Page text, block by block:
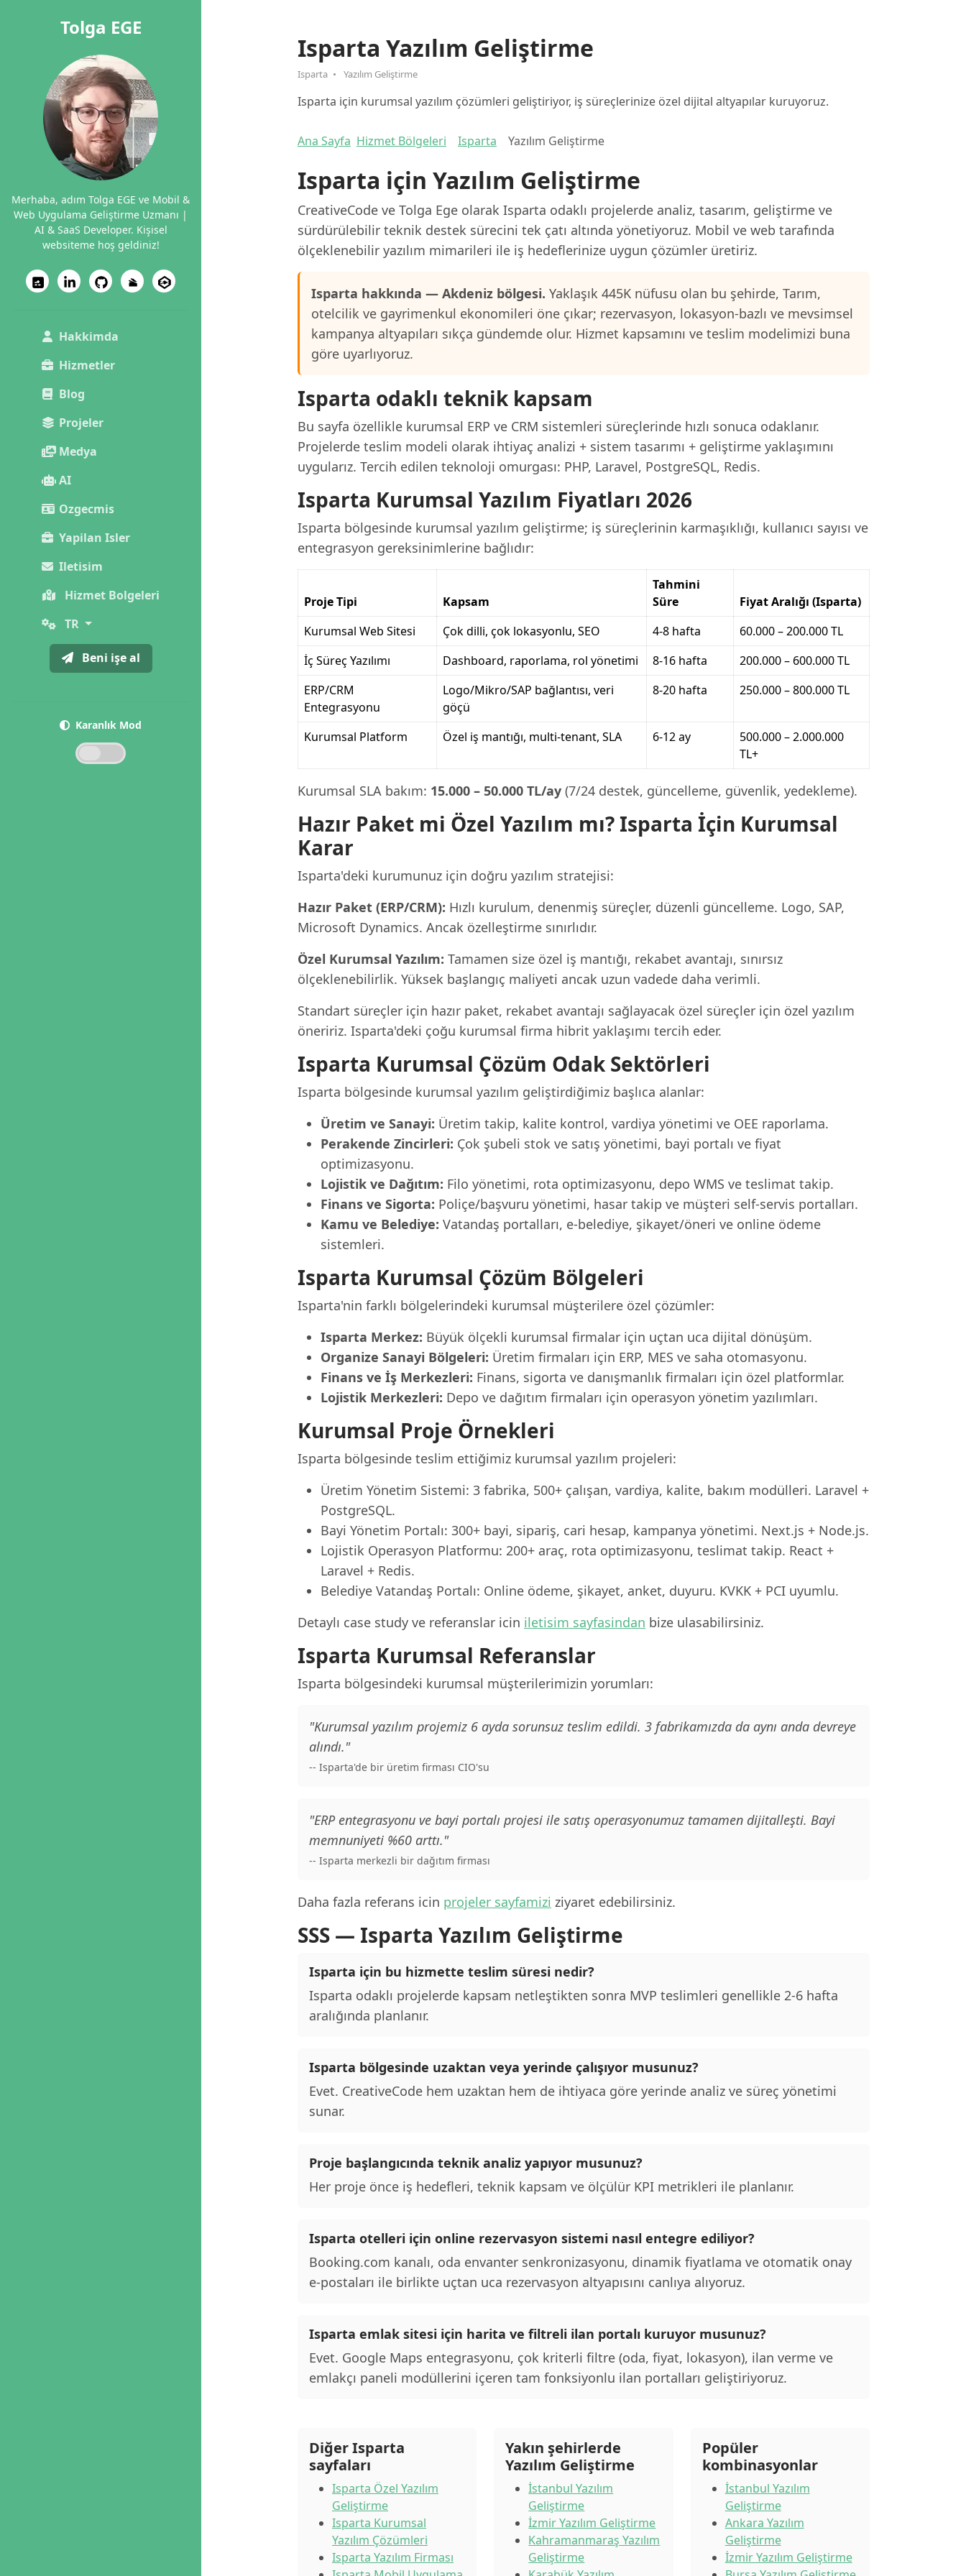
Tolga EGE
Merhaba, adım Tolga EGE ve Mobil &
Web Uygulama Geliştirme Uzmanı |
AI & SaaS Developer. Kişisel
websiteme hoş geldiniz!
Hakkimda
Hizmetler
Blog
Projeler
Medya
AI
Ozgecmis
Yapilan Isler
Iletisim
Hizmet Bolgeleri
TR
Beni işe al
Karanlık Mod
Isparta Yazılım Geliştirme
Isparta Yazılım Geliştirme
Isparta için kurumsal yazılım çözümleri geliştiriyor, iş süreçlerinize özel dijital altyapılar kuruyoruz.
Ana Sayfa Hizmet Bölgeleri Isparta Yazılım Geliştirme
Isparta için Yazılım Geliştirme
CreativeCode ve Tolga Ege olarak Isparta odaklı projelerde analiz, tasarım, geliştirme ve
sürdürülebilir teknik destek sürecini tek çatı altında yönetiyoruz. Mobil ve web tarafında
ölçeklenebilir yazılım mimarileri ile iş hedeflerinize uygun çözümler üretiriz.
Isparta hakkında — Akdeniz bölgesi. Yaklaşık 445K nüfusu olan bu şehirde, Tarım,
otelcilik ve gayrimenkul ekonomileri öne çıkar; rezervasyon, lokasyon-bazlı ve mevsimsel
kampanya altyapıları sıkça gündemde olur. Hizmet kapsamını ve teslim modelimizi buna
göre uyarlıyoruz.
Isparta odaklı teknik kapsam
Bu sayfa özellikle kurumsal ERP ve CRM sistemleri süreçlerinde hızlı sonuca odaklanır.
Projelerde teslim modeli olarak ihtiyaç analizi + sistem tasarımı + geliştirme yaklaşımını
uygularız. Tercih edilen teknoloji omurgası: PHP, Laravel, PostgreSQL, Redis.
Isparta Kurumsal Yazılım Fiyatları 2026
Isparta bölgesinde kurumsal yazılım geliştirme; iş süreçlerinin karmaşıklığı, kullanıcı sayısı ve
entegrasyon gereksinimlerine bağlıdır:
Proje Tipi Kapsam
Tahmini
Süre
Fiyat Aralığı (Isparta)
Kurumsal Web Sitesi
Çok dilli, çok lokasyonlu, SEO 4-8 hafta
60.000 – 200.000 TL
İç Süreç Yazılımı
Dashboard, raporlama, rol yönetimi 8-16 hafta
200.000 – 600.000 TL
ERP/CRM
Entegrasyonu
Logo/Mikro/SAP bağlantısı, veri
göçü
8-20 hafta 250.000 – 800.000 TL
Kurumsal Platform Özel iş mantığı, multi-tenant, SLA 6-12 ay
500.000 – 2.000.000
TL+
Kurumsal SLA bakım: 15.000 – 50.000 TL/ay (7/24 destek, güncelleme, güvenlik, yedekleme).
Hazır Paket mi Özel Yazılım mı? Isparta İçin Kurumsal
Karar
Isparta'deki kurumunuz için doğru yazılım stratejisi:
Hazır Paket (ERP/CRM): Hızlı kurulum, denenmiş süreçler, düzenli güncelleme. Logo, SAP,
Microsoft Dynamics. Ancak özelleştirme sınırlıdır.
Özel Kurumsal Yazılım: Tamamen size özel iş mantığı, rekabet avantajı, sınırsız
ölçeklenebilirlik. Yüksek başlangıç maliyeti ancak uzun vadede daha verimli.
Standart süreçler için hazır paket, rekabet avantajı sağlayacak özel süreçler için özel yazılım
öneririz. Isparta'deki çoğu kurumsal firma hibrit yaklaşımı tercih eder.
Isparta Kurumsal Çözüm Odak Sektörleri
Isparta bölgesinde kurumsal yazılım geliştirdiğimiz başlıca alanlar:
Üretim ve Sanayi: Üretim takip, kalite kontrol, vardiya yönetimi ve OEE raporlama.
Perakende Zincirleri: Çok şubeli stok ve satış yönetimi, bayi portalı ve fiyat
optimizasyonu.
Lojistik ve Dağıtım: Filo yönetimi, rota optimizasyonu, depo WMS ve teslimat takip.
Finans ve Sigorta: Poliçe/başvuru yönetimi, hasar takip ve müşteri self-servis portalları.
Kamu ve Belediye: Vatandaş portalları, e-belediye, şikayet/öneri ve online ödeme
sistemleri.
Isparta Kurumsal Çözüm Bölgeleri
Isparta'nin farklı bölgelerindeki kurumsal müşterilere özel çözümler:
Isparta Merkez: Büyük ölçekli kurumsal firmalar için uçtan uca dijital dönüşüm.
Organize Sanayi Bölgeleri: Üretim firmaları için ERP, MES ve saha otomasyonu.
Finans ve İş Merkezleri: Finans, sigorta ve danışmanlık firmaları için özel platformlar.
Lojistik Merkezleri: Depo ve dağıtım firmaları için operasyon yönetim yazılımları.
Kurumsal Proje Örnekleri
Isparta bölgesinde teslim ettiğimiz kurumsal yazılım projeleri:
Üretim Yönetim Sistemi: 3 fabrika, 500+ çalışan, vardiya, kalite, bakım modülleri. Laravel +
PostgreSQL.
Bayi Yönetim Portalı: 300+ bayi, sipariş, cari hesap, kampanya yönetimi. Next.js + Node.js.
Lojistik Operasyon Platformu: 200+ araç, rota optimizasyonu, teslimat takip. React +
Laravel + Redis.
Belediye Vatandaş Portalı: Online ödeme, şikayet, anket, duyuru. KVKK + PCI uyumlu.
Detaylı case study ve referanslar icin iletisim sayfasindan bize ulasabilirsiniz.
Isparta Kurumsal Referanslar
Isparta bölgesindeki kurumsal müşterilerimizin yorumları:
"Kurumsal yazılım projemiz 6 ayda sorunsuz teslim edildi. 3 fabrikamızda da aynı anda devreye
alındı."
-- Isparta'de bir üretim firması CIO'su
"ERP entegrasyonu ve bayi portalı projesi ile satış operasyonumuz tamamen dijitalleşti. Bayi
memnuniyeti %60 arttı."
-- Isparta merkezli bir dağıtım firması
Daha fazla referans icin projeler sayfamizi ziyaret edebilirsiniz.
SSS — Isparta Yazılım Geliştirme
Isparta için bu hizmette teslim süresi nedir?
Isparta odaklı projelerde kapsam netleştikten sonra MVP teslimleri genellikle 2-6 hafta
aralığında planlanır.
Isparta bölgesinde uzaktan veya yerinde çalışıyor musunuz?
Evet. CreativeCode hem uzaktan hem de ihtiyaca göre yerinde analiz ve süreç yönetimi
sunar.
Proje başlangıcında teknik analiz yapıyor musunuz?
Her proje önce iş hedefleri, teknik kapsam ve ölçülür KPI metrikleri ile planlanır.
Isparta otelleri için online rezervasyon sistemi nasıl entegre ediliyor?
Booking.com kanalı, oda envanter senkronizasyonu, dinamik fiyatlama ve otomatik onay
e-postaları ile birlikte uçtan uca rezervasyon altyapısını canlıya alıyoruz.
Isparta emlak sitesi için harita ve filtreli ilan portalı kuruyor musunuz?
Evet. Google Maps entegrasyonu, çok kriterli filtre (oda, fiyat, lokasyon), ilan verme ve
emlakçı paneli modüllerini içeren tam fonksiyonlu ilan portalları geliştiriyoruz.
Diğer Isparta
sayfaları
Isparta Özel Yazılım
Geliştirme
Isparta Kurumsal
Yazılım Çözümleri
Isparta Yazılım Firması
Yakın şehirlerde
Yazılım Geliştirme
İstanbul Yazılım
Geliştirme
İzmir Yazılım Geliştirme
Kahramanmaraş Yazılım
Geliştirme
Popüler
kombinasyonlar
İstanbul Yazılım
Geliştirme
Ankara Yazılım
Geliştirme
İzmir Yazılım Geliştirme